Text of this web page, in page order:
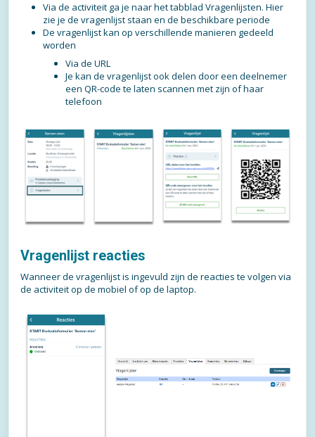
Via de activiteit ga je naar het tabblad Vragenlijsten. Hier
zie je de vragenlijst staan en de beschikbare periode
De vragenlijst kan op verschillende manieren gedeeld
worden
Via de URL
Je kan de vragenlijst ook delen door een deelnemer
een QR-code te laten scannen met zijn of haar
telefoon
Vragenlijst reacties
Wanneer de vragenlijst is ingevuld zijn de reacties te volgen via
de activiteit op de mobiel of op de laptop.